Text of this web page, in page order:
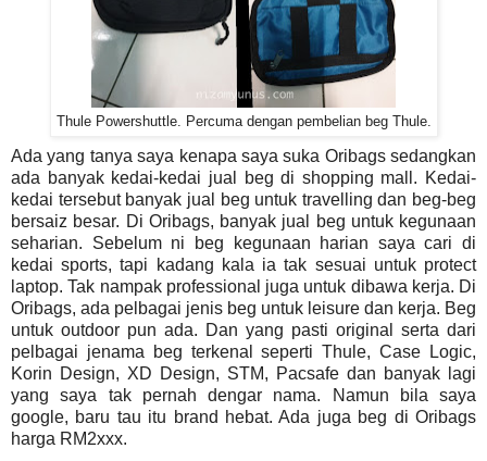
Thule Powershuttle. Percuma dengan pembelian beg Thule.
Ada yang tanya saya kenapa saya suka Oribags sedangkan
ada banyak kedai-kedai jual beg di shopping mall. Kedai-
kedai tersebut banyak jual beg untuk travelling dan beg-beg
bersaiz besar. Di Oribags, banyak jual beg untuk kegunaan
seharian. Sebelum ni beg kegunaan harian saya cari di
kedai sports, tapi kadang kala ia tak sesuai untuk protect
laptop. Tak nampak professional juga untuk dibawa kerja. Di
Oribags, ada pelbagai jenis beg untuk leisure dan kerja. Beg
untuk outdoor pun ada. Dan yang pasti original serta dari
pelbagai jenama beg terkenal seperti Thule, Case Logic,
Korin Design, XD Design, STM, Pacsafe dan banyak lagi
yang saya tak pernah dengar nama. Namun bila saya
google, baru tau itu brand hebat. Ada juga beg di Oribags
harga RM2xxx.